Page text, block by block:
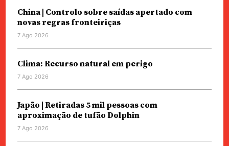
China | Controlo sobre saídas apertado com
novas regras fronteiriças
7 Ago 2026
Clima: Recurso natural em perigo
7 Ago 2026
Japão | Retiradas 5 mil pessoas com
aproximação de tufão Dolphin
7 Ago 2026